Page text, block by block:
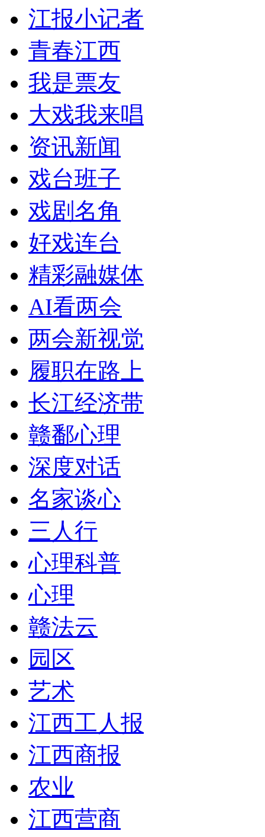
江报小记者
青春江西
我是票友
大戏我来唱
资讯新闻
戏台班子
戏剧名角
好戏连台
精彩融媒体
AI看两会
两会新视觉
履职在路上
长江经济带
赣鄱心理
深度对话
名家谈心
三人行
心理科普
心理
赣法云
园区
艺术
江西工人报
江西商报
农业
江西营商